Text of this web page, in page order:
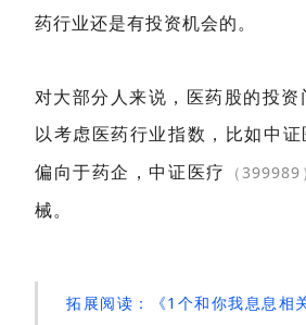
药行业还是有投资机会的。
对大部分人来说，医药股的投
以考虑医药行业指数，比如中证
偏向于药企，中证医疗
（399989
械。
拓展阅读：《1个和你我息息相